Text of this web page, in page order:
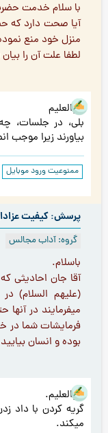
با سلام خدمت
آیا صحت دارد که
منزل خود منع
لطفا علت آن را
هوالعلیم
بلی، در جلسات،
بیاورند زیرا
ممنوعیت ورود موبایل
پرسش: کیفیت
گروه: آداب مجالس
باسلام.
آقا جان احادیثی
(علیهم السلام)
میفرمایند در آنها
فرمایشات شما در
بوده و انسان
هوالعلیم.
گریه کردن با داد
میکند.